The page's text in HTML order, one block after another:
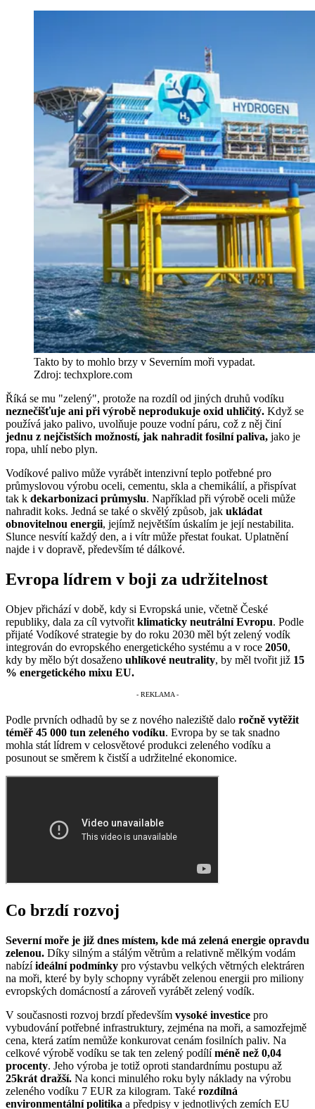
Takto by to mohlo brzy v Severním moři vypadat.
Zdroj: techxplore.com
Říká se mu "zelený", protože na rozdíl od jiných druhů vodíku
neznečišťuje ani při výrobě neprodukuje oxid uhličitý. Když se
používá jako palivo, uvolňuje pouze vodní páru, což z něj činí
jednu z nejčistších možností, jak nahradit fosilní paliva, jako je
ropa, uhlí nebo plyn.
Vodíkové palivo může vyrábět intenzivní teplo potřebné pro
průmyslovou výrobu oceli, cementu, skla a chemikálií, a přispívat
tak k dekarbonizaci průmyslu. Například při výrobě oceli může
nahradit koks. Jedná se také o skvělý způsob, jak ukládat
obnovitelnou energii, jejímž největším úskalím je její nestabilita.
Slunce nesvítí každý den, a i vítr může přestat foukat. Uplatnění
najde i v dopravě, především té dálkové.
Evropa lídrem v boji za udržitelnost
Objev přichází v době, kdy si Evropská unie, včetně České
republiky, dala za cíl vytvořit klimaticky neutrální Evropu. Podle
přijaté Vodíkové strategie by do roku 2030 měl být zelený vodík
integrován do evropského energetického systému a v roce 2050,
kdy by mělo být dosaženo uhlíkové neutrality, by měl tvořit již 15
% energetického mixu EU.
Podle prvních odhadů by se z nového naleziště dalo ročně vytěžit
téměř 45 000 tun zeleného vodíku. Evropa by se tak snadno
mohla stát lídrem v celosvětové produkci zeleného vodíku a
posunout se směrem k čistší a udržitelné ekonomice.
Co brzdí rozvoj
Severní moře je již dnes místem, kde má zelená energie opravdu
zelenou. Díky silným a stálým větrům a relativně mělkým vodám
nabízíideální podmínky pro výstavbu velkých větrných elektráren
na moři, které by byly schopny vyrábět zelenou energii pro miliony
evropských domácností a zároveň vyrábět zelený vodík.
V současnosti rozvoj brzdí především vysoké investice pro
vybudování potřebné infrastruktury, zejména na moři, a samozřejmě
cena, která zatím nemůže konkurovat cenám fosilních paliv. Na
celkové výrobě vodíku se tak ten zelený podílíméně než 0,04
procenty. Jeho výroba je totiž oproti standardnímu postupu až
25krát dražší. Na konci minulého roku byly náklady na výrobu
zeleného vodíku 7 EUR za kilogram. Také rozdílná
environmentální politika a předpisy v jednotlivých zemích EU